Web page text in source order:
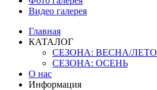
Видео галерея
Главная
КАТАЛОГ
СЕЗОНА: ВЕСНА/ЛЕТО
СЕЗОНА: ОСЕНЬ
О нас
Информация